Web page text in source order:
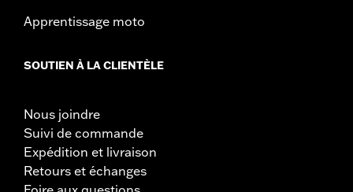
Apprentissage moto
SOUTIEN À LA CLIENTÈLE
Nous joindre
Suivi de commande
Expédition et livraison
Retours et échanges